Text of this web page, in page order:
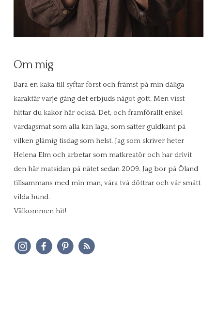
Om mig
Bara en kaka till syftar först och främst på min dåliga
karaktär varje gång det erbjuds något gott. Men visst
hittar du kakor här också. Det, och framförallt enkel
vardagsmat som alla kan laga, som sätter guldkant på
vilken glåmig tisdag som helst. Jag som skriver heter
Helena Elm och arbetar som matkreatör och har drivit
den här matsidan på nätet sedan 2009. Jag bor på Öland
tillsammans med min man, våra två döttrar och vår smått
vilda hund.
Välkommen hit!